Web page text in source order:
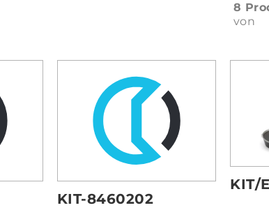
8
von
KIT-8460202
KIT/